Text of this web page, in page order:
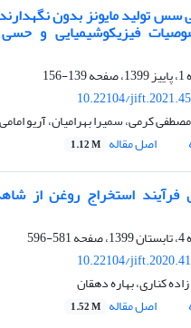
سس تولید مایونز بدون
فیزیکوشیمیایی و
139-156
10.22104/
کرمی، سمیرا بهرامیان، آریو
اصل مقاله 1.12 M
فرآیند استخراج روغن از
581-596
10.22104/
کناری، بهاره دهقان
اصل مقاله 1.52 M